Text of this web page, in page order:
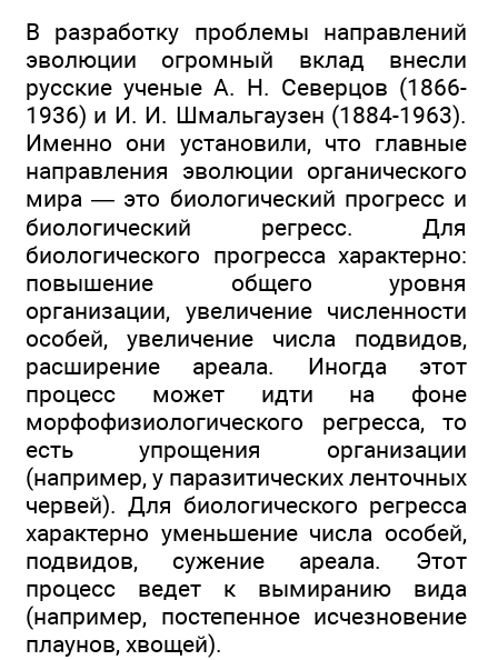
В разработку проблемы направлений
эволюции огромный вклад внесли
русские ученые А. Н. Северцов (1866-
1936) и И. И. Шмальгаузен (1884-1963).
Именно они установили, что главные
направления эволюции органического
мира — это биологический прогресс и
биологический регресс. Для
биологического прогресса характерно:
повышение общего уровня
организации, увеличение численности
особей, увеличение числа подвидов,
расширение ареала. Иногда этот
процесс может идти на фоне
морфофизиологического регресса, то
есть упрощения организации
(например, у паразитических ленточных
червей). Для биологического регресса
характерно уменьшение числа особей,
подвидов, сужение ареала. Этот
процесс ведет к вымиранию вида
(например, постепенное исчезновение
плаунов, хвощей).